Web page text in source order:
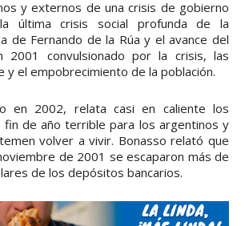
y externos de una crisis de gobierno
última crisis social profunda de la
de Fernando de la Rúa y el avance del
2001 convulsionado por la crisis, las
y el empobrecimiento de la población.
en 2002, relata casi en caliente los
fin de año terrible para los argentinos y
volver a vivir. Bonasso relató que
de 2001 se escaparon más de
de los depósitos bancarios.